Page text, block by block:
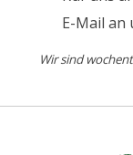
E-Mail an
Wir sind